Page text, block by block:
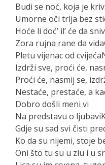
Budi se noć, koja je
Umorne oči trlja bez
Hoće li doć’ il’ će da
Zora rujna rane da
Pletu vijenac od
Izdrži sve, proći će,
Proći će, nasmij se,
Nestaće, prestaće, a
Dobro došli meni vi
Na predstavu o
Gdje su sad svi čisti
Ko da su nijemi, stoje
Oni što tu su u zlu i u